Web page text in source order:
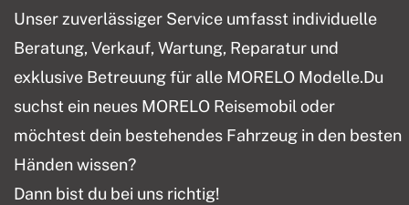
Unser zuverlässiger Service umfasst individuelle
Beratung, Verkauf, Wartung, Reparatur und
exklusive Betreuung für alle MORELO Modelle.Du
suchst ein neues MORELO Reisemobil oder
möchtest dein bestehendes Fahrzeug in den besten
Händen wissen?
Dann bist du bei uns richtig!